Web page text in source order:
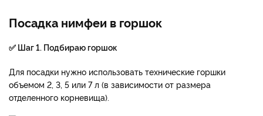
Посадка нимфеи в горшок
✅ Шаг 1. Подбираю горшок
Для посадки нужно использовать технические горшки
объемом 2, 3, 5 или 7 л (в зависимости от размера
отделенного корневища).